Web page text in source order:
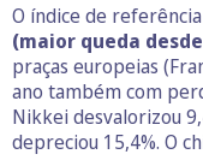
O índice de referência
(maior queda
praças europeias
ano também com
Nikkei desvalorizou
depreciou 15,4%. O